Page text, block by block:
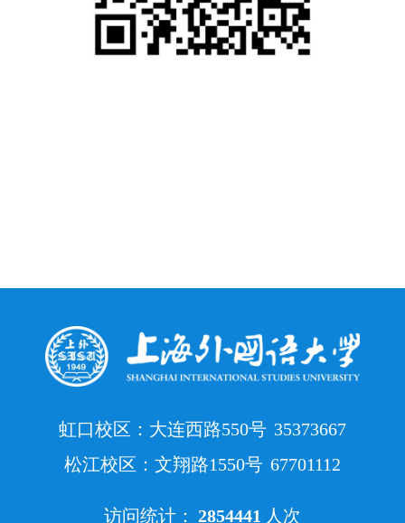
虹口校区：大连西路550号 35373667
松江校区：文翔路1550号 67701112
访问统计： 2854441 人次